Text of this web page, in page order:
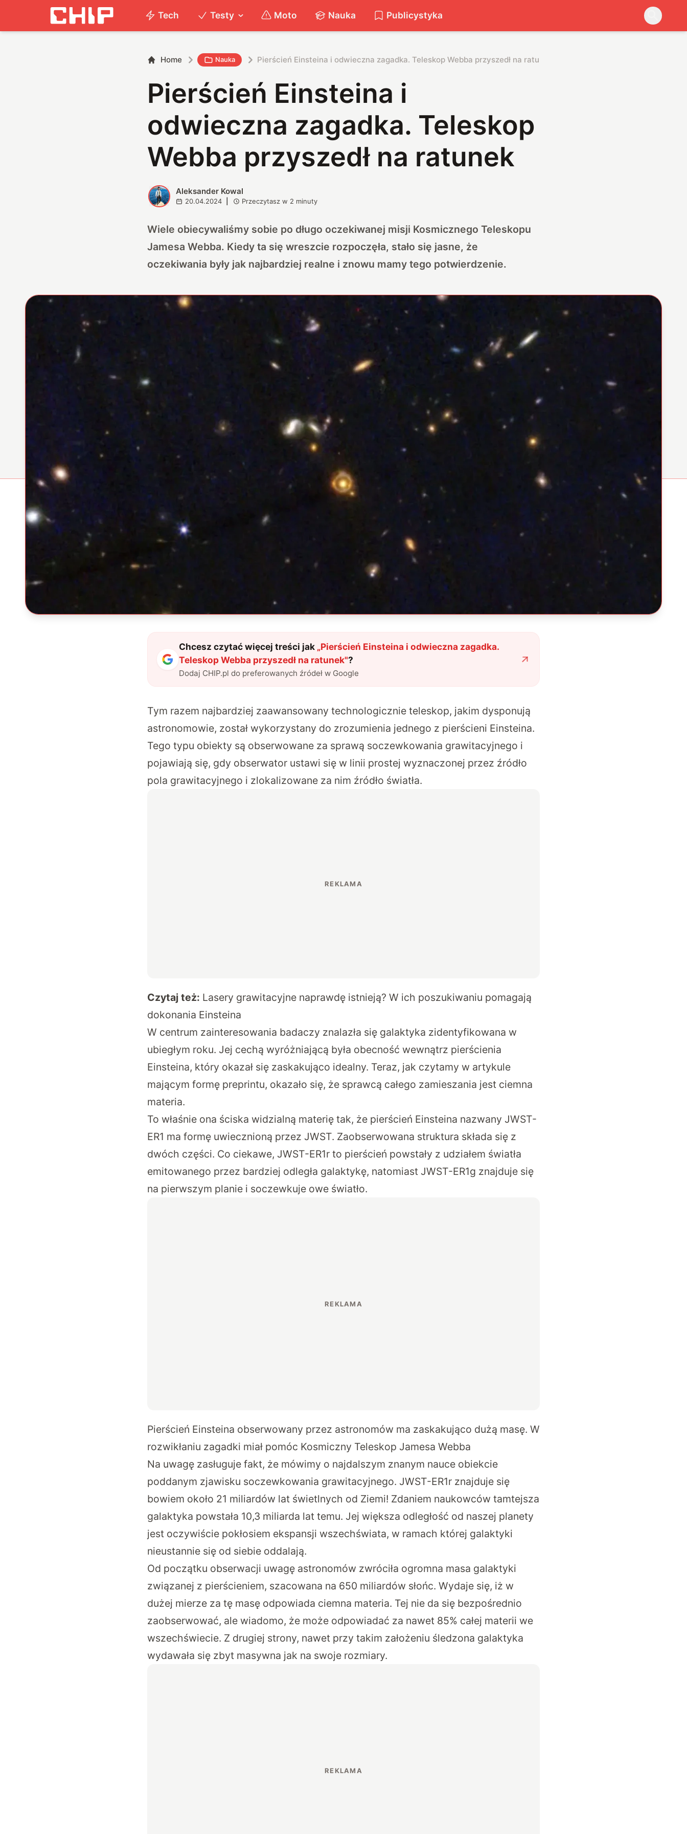
Tech Testy Moto Nauka Publicystyka
Home Nauka Pierścień Einsteina i odwieczna zagadka. Teleskop Webba przyszedł na ratunek
Pierścień Einsteina i
odwieczna zagadka. Teleskop
Webba przyszedł na ratunek
A Aleksander Kowal
20.04.2024 Przeczytasz w 2 minuty
Wiele obiecywaliśmy sobie po długo oczekiwanej misji Kosmicznego Teleskopu
Jamesa Webba. Kiedy ta się wreszcie rozpoczęła, stało się jasne, że
oczekiwania były jak najbardziej realne i znowu mamy tego potwierdzenie.
Chcesz czytać więcej treści jak „Pierścień Einsteina i odwieczna zagadka.
Teleskop Webba przyszedł na ratunek"?
Dodaj CHIP.pl do preferowanych źródeł w Google
Tym razem najbardziej zaawansowany technologicznie teleskop, jakim dysponują
astronomowie, został wykorzystany do zrozumienia jednego z pierścieni Einsteina.
Tego typu obiekty są obserwowane za sprawą soczewkowania grawitacyjnego i
pojawiają się, gdy obserwator ustawi się w linii prostej wyznaczonej przez źródło
pola grawitacyjnego i zlokalizowane za nim źródło światła.
Czytaj też: Lasery grawitacyjne naprawdę istnieją? W ich poszukiwaniu pomagają
dokonania Einsteina
W centrum zainteresowania badaczy znalazła się galaktyka zidentyfikowana w
ubiegłym roku. Jej cechą wyróżniającą była obecność wewnątrz pierścienia
Einsteina, który okazał się zaskakująco idealny. Teraz, jak czytamy w artykule
mającym formę preprintu, okazało się, że sprawcą całego zamieszania jest ciemna
materia.
To właśnie ona ściska widzialną materię tak, że pierścień Einsteina nazwany JWST-
ER1 ma formę uwiecznioną przez JWST. Zaobserwowana struktura składa się z
dwóch części. Co ciekawe, JWST-ER1r to pierścień powstały z udziałem światła
emitowanego przez bardziej odległa galaktykę, natomiast JWST-ER1g znajduje się
na pierwszym planie i soczewkuje owe światło.
Pierścień Einsteina obserwowany przez astronomów ma zaskakująco dużą masę. W
rozwikłaniu zagadki miał pomóc Kosmiczny Teleskop Jamesa Webba
Na uwagę zasługuje fakt, że mówimy o najdalszym znanym nauce obiekcie
poddanym zjawisku soczewkowania grawitacyjnego. JWST-ER1r znajduje się
bowiem około 21 miliardów lat świetlnych od Ziemi! Zdaniem naukowców tamtejsza
galaktyka powstała 10,3 miliarda lat temu. Jej większa odległość od naszej planety
jest oczywiście pokłosiem ekspansji wszechświata, w ramach której galaktyki
nieustannie się od siebie oddalają.
Od początku obserwacji uwagę astronomów zwróciła ogromna masa galaktyki
związanej z pierścieniem, szacowana na 650 miliardów słońc. Wydaje się, iż w
dużej mierze za tę masę odpowiada ciemna materia. Tej nie da się bezpośrednio
zaobserwować, ale wiadomo, że może odpowiadać za nawet 85% całej materii we
wszechświecie. Z drugiej strony, nawet przy takim założeniu śledzona galaktyka
wydawała się zbyt masywna jak na swoje rozmiary.